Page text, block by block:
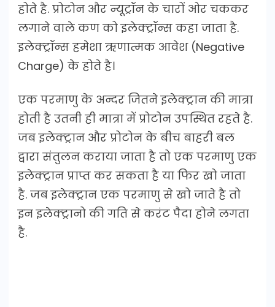
होते है. प्रोटोन और न्यूट्रॉन के चारों ओर चककर
लगाने वाले कण को इलेक्ट्रॉन्स कहा जाता है.
इलेक्ट्रॉन्स हमेशा ऋणात्मक आवेश (Negative
Charge) के होते है।
एक परमाणु के अन्दर जितने इलेक्ट्रान की मात्रा
होती है उतनी ही मात्रा में प्रोटोन उपस्थित रहते है.
जब इलेक्ट्रान और प्रोटोन के बीच बाहरी बल
द्वारा संतुलन कराया जाता है तो एक परमाणु एक
इलेक्ट्रान प्राप्त कर सकता है या फिर खो जाता
है. जब इलेक्ट्रान एक परमाणु से खो जाते है तो
इन इलेक्ट्रानो की गति से करंट पैदा होने लगता
है.